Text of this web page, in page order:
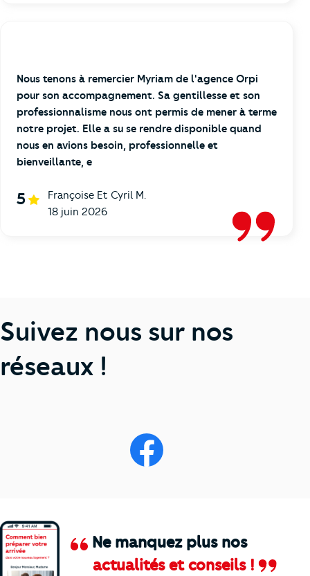
Nous tenons à remercier Myriam de l'agence Orpi
pour son accompagnement. Sa gentillesse et son
professionnalisme nous ont permis de mener à terme
notre projet. Elle a su se rendre disponible quand
nous en avions besoin, professionnelle et
bienveillante, e
5
Françoise Et Cyril M.
18 juin 2026
Suivez nous sur nos
réseaux !
Ne manquez plus nos
actualités et conseils !